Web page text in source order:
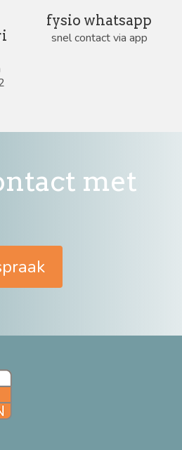
fysio whatsapp
snel contact via app
met